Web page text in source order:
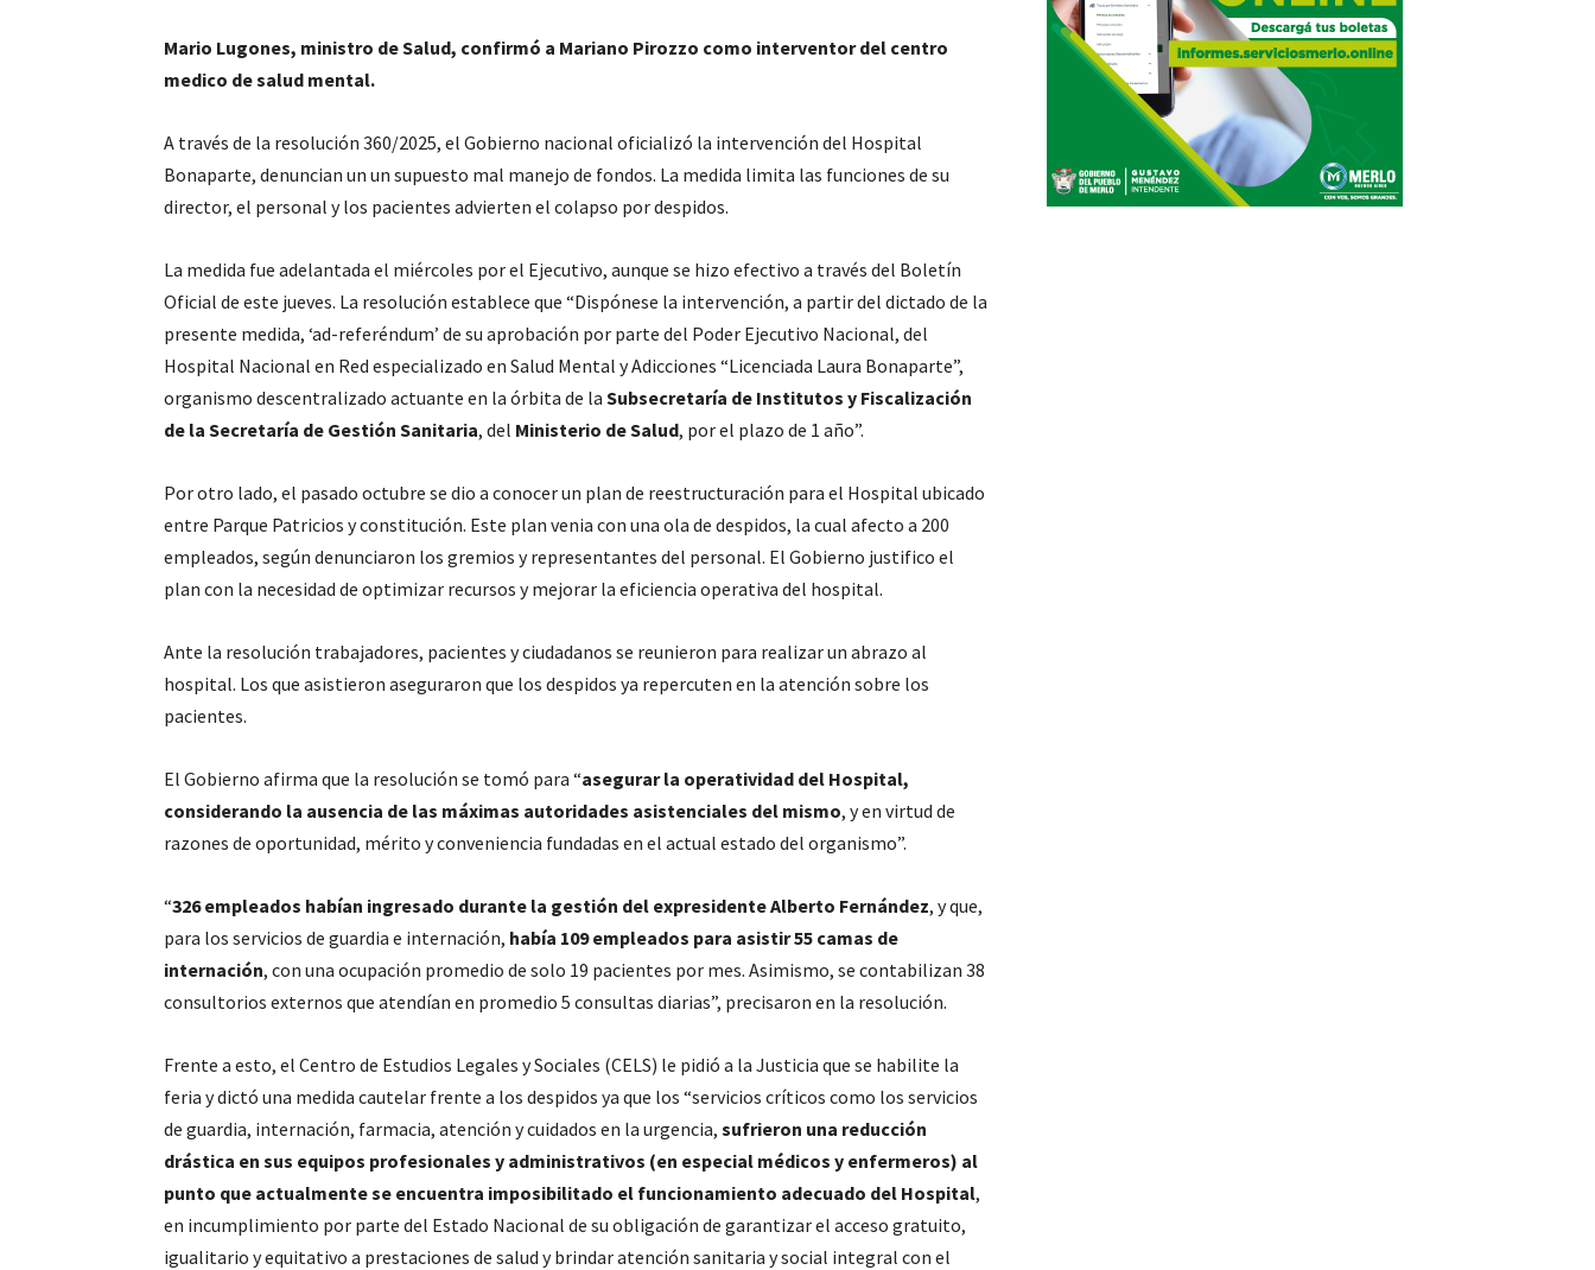
Mario Lugones, ministro de Salud, confirmó a Mariano Pirozzo como interventor del centro
medico de salud mental.
A través de la resolución 360/2025, el Gobierno nacional oficializó la intervención del Hospital
Bonaparte, denuncian un un supuesto mal manejo de fondos. La medida limita las funciones de su
director, el personal y los pacientes advierten el colapso por despidos.
La medida fue adelantada el miércoles por el Ejecutivo, aunque se hizo efectivo a través del Boletín
Oficial de este jueves. La resolución establece que “Dispónese la intervención, a partir del dictado de la
presente medida, ‘ad-referéndum’ de su aprobación por parte del Poder Ejecutivo Nacional, del
Hospital Nacional en Red especializado en Salud Mental y Adicciones “Licenciada Laura Bonaparte”,
organismo descentralizado actuante en la órbita de la Subsecretaría de Institutos y Fiscalización
de la Secretaría de Gestión Sanitaria, del Ministerio de Salud, por el plazo de 1 año”.
Por otro lado, el pasado octubre se dio a conocer un plan de reestructuración para el Hospital ubicado
entre Parque Patricios y constitución. Este plan venia con una ola de despidos, la cual afecto a 200
empleados, según denunciaron los gremios y representantes del personal. El Gobierno justifico el
plan con la necesidad de optimizar recursos y mejorar la eficiencia operativa del hospital.
Ante la resolución trabajadores, pacientes y ciudadanos se reunieron para realizar un abrazo al
hospital. Los que asistieron aseguraron que los despidos ya repercuten en la atención sobre los
pacientes.
El Gobierno afirma que la resolución se tomó para “asegurar la operatividad del Hospital,
considerando la ausencia de las máximas autoridades asistenciales del mismo, y en virtud de
razones de oportunidad, mérito y conveniencia fundadas en el actual estado del organismo”.
“326 empleados habían ingresado durante la gestión del expresidente Alberto Fernández, y que,
para los servicios de guardia e internación, había 109 empleados para asistir 55 camas de
internación, con una ocupación promedio de solo 19 pacientes por mes. Asimismo, se contabilizan 38
consultorios externos que atendían en promedio 5 consultas diarias”, precisaron en la resolución.
Frente a esto, el Centro de Estudios Legales y Sociales (CELS) le pidió a la Justicia que se habilite la
feria y dictó una medida cautelar frente a los despidos ya que los “servicios críticos como los servicios
de guardia, internación, farmacia, atención y cuidados en la urgencia, sufrieron una reducción
drástica en sus equipos profesionales y administrativos (en especial médicos y enfermeros) al
punto que actualmente se encuentra imposibilitado el funcionamiento adecuado del Hospital,
en incumplimiento por parte del Estado Nacional de su obligación de garantizar el acceso gratuito,
igualitario y equitativo a prestaciones de salud y brindar atención sanitaria y social integral con el